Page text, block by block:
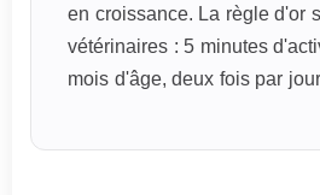
en croissance. La règle d'or
vétérinaires : 5 minutes
mois d'âge, deux fois par